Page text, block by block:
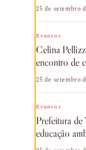
25 de setembro
Eventos
Celina
encontro de
25 de setembro
Eventos
Prefeitura de
educação